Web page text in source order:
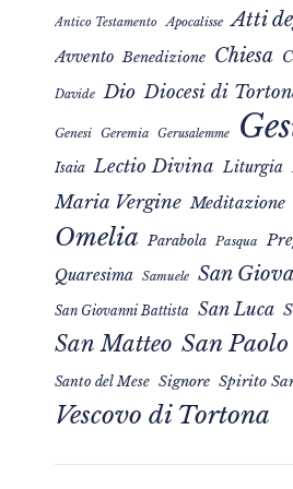
Antico Testamento Apocalisse Atti
Avvento Benedizione Chiesa
Davide Dio Diocesi di
Genesi Geremia Gerusalemme
Isaia Lectio Divina Liturgia
Maria Vergine Meditazione
Omelia Parabola Pasqua
Quaresima Samuele San
San Giovanni Battista San Luca
San Matteo San Paolo
Santo del Mese Signore Spirito
Vescovo di Tortona